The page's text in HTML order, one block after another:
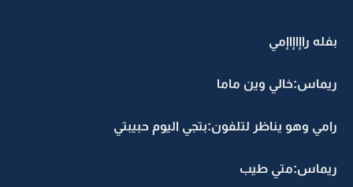
بفله راإاإاإمي
ريماس:خالي وين ماما
رامي وهو يناظر لتلفون:بتجي اليوم حبيبتي
ريماس:متي طيب